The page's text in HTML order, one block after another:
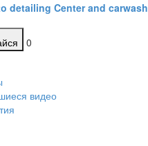
detailing Center and carwash
0
видео